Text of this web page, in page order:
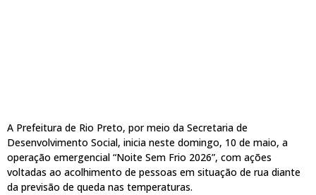
A Prefeitura de Rio Preto, por meio da Secretaria de
Desenvolvimento Social, inicia neste domingo, 10 de maio, a
operação emergencial “Noite Sem Frio 2026”, com ações
voltadas ao acolhimento de pessoas em situação de rua diante
da previsão de queda nas temperaturas.